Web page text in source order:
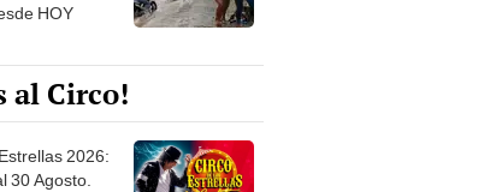
HOY
al Circo!
2026:
30 Agosto.